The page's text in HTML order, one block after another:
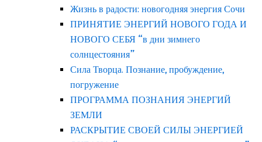
Жизнь в радости: новогодняя энергия Сочи
ПРИНЯТИЕ ЭНЕРГИЙ НОВОГО ГОДА И
НОВОГО СЕБЯ “в дни зимнего
солнцестояния”
Сила Творца. Познание, пробуждение,
погружение
ПРОГРАММА ПОЗНАНИЯ ЭНЕРГИЙ
ЗЕМЛИ
РАСКРЫТИЕ СВОЕЙ СИЛЫ ЭНЕРГИЕЙ